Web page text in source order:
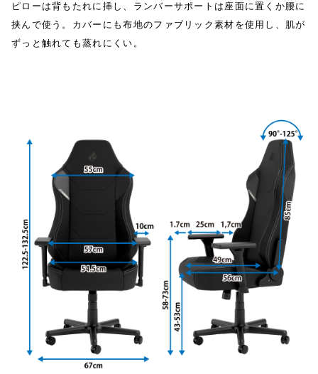
ピローは背もたれに挿し、ランバーサポートは座面に置くか腰に
挟んで使う。カバーにも布地のファブリック素材を使用し、肌が
ずっと触れても蒸れにくい。